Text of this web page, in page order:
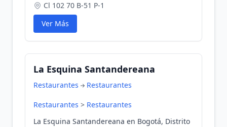
Cl 102 70 B-51 P-1
Ver Más
La Esquina Santandereana
Restaurantes Restaurantes
Restaurantes > Restaurantes
La Esquina Santandereana en Bogotá, Distrito